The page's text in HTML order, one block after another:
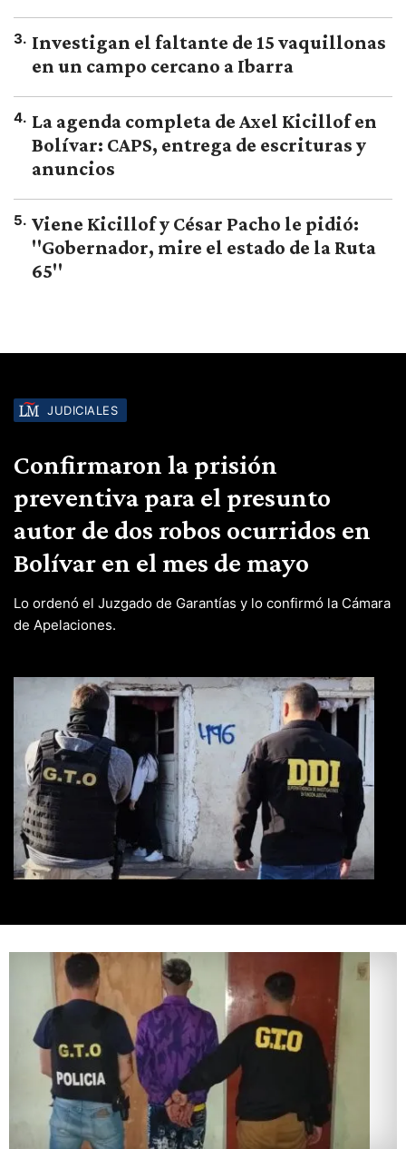
3. Investigan el faltante de 15 vaquillonas
en un campo cercano a Ibarra
4. La agenda completa de Axel Kicillof en
Bolívar: CAPS, entrega de escrituras y
anuncios
5. Viene Kicillof y César Pacho le pidió:
"Gobernador, mire el estado de la Ruta
65"
JUDICIALES
Confirmaron la prisión
preventiva para el presunto
autor de dos robos ocurridos en
Bolívar en el mes de mayo
Lo ordenó el Juzgado de Garantías y lo confirmó la Cámara
de Apelaciones.